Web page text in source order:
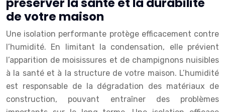
de votre maison
Une isolation performante protège efficacement contre
l’humidité. En limitant la condensation, elle prévient
l’apparition de moisissures et de champignons nuisibles
à la santé et à la structure de votre maison. L’humidité
est responsable de la dégradation des matériaux de
construction, pouvant entraîner des problèmes